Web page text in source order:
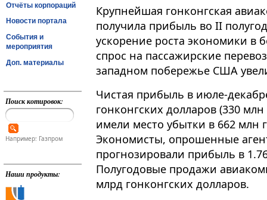
Отчёты корпораций
Новости портала
События и
мероприятия
Доп. материалы
Поиск котировок:
Например: Газпром
Наши продукты:
Крупнейшая гонконгская
получила прибыль во II
ускорение роста экономики в
спрос на пассажирские
западном побережье США
Чистая прибыль в июле-
гонконгских долларов (330
имели место убытки в 662 млн
Экономисты, опрошенные
прогнозировали прибыль в
Полугодовые продажи
млрд гонконгских долларов.